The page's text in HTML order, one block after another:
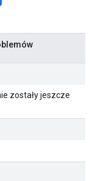
zostały jeszcze